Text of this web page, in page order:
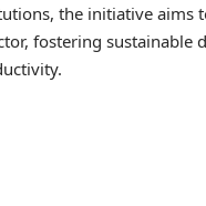
the initiative aims
fostering sustainable